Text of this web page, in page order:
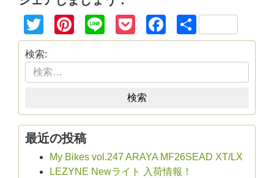
TwitterPinterest
Line PocketFacebook
共
有
検索:
検索
最近の投稿
My Bikes vol.247 ARAYA MF26SEAD XT/LX
LEZYNE Newライト 入荷情報！